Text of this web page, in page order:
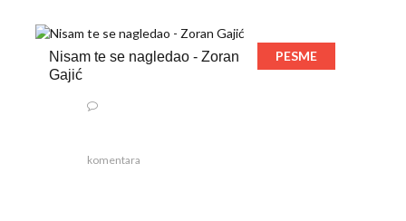
Nisam te se nagledao - Zoran
Gajić
PESME
komentara